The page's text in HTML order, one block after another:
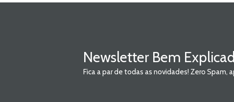
Newsletter Bem
Fica a par de todas as novidades! Zero Spam,